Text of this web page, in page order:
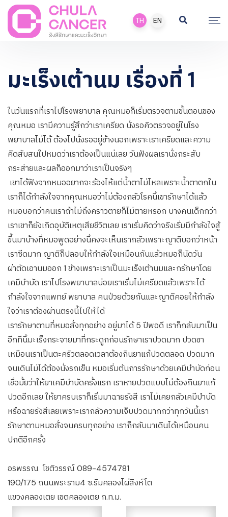
TH EN
มะเร็งเต้านม เรื่องที่ 1
ในวันแรกที่เราไปโรงพยาบาล คุณหมอก็เริ่มตรวจตามขั้นตอนของ
คุณหมอ เรามีความรู้สึกว่าเราเครียด นั่งรอคิวตรวจอยู่ในโรง
พยาบาลไม่ได้ ต้องไปนั่งรออยู่ข้างนอกเพราะเราเครียดและความ
คิดสับสนใปหมดว่าเราต้องเป็นแน่เลย วันฟังผลเรานั่งกระสับ
กระส่ายและผลก็ออกมาว่าเราเป็นจริงๆ
เขาได้ฟังจากหมออยากจะร้องไห้แต่น้ำตาไม่ไหลเพราะน้ำตาตกใน
เราก็ได้กำลังใจจากคุณหมอว่าไม่ต้องกลัวโรคนี้เขารักษาได้แล้ว
หมอบอกว่าคนเราถ้าไม่ถึงคราวตายก็ไม่ตายหรอก บางคนเด็กกว่า
เราเขาก็ยังเกิดอุบัติเหตุเสียชีวิตเลย เราเริ่มคิดว่าจริงเริ่มมีกำลังใจสู้
ขึ้นมาบ้างที่หมอพูดอย่างนี้คงจะเห็นเรากลัวเพราะญาติบอกว่าหน้า
เราซีดมาก ญาติก็ปลอบให้กำลังใจเหมือนกันแล้วหมอก็นัดวัน
ผ่าตัดเอานมออก 1 ข้างเพราะเราเป็นมะเร็งเต้านมและกรักษาโดย
เคมีบำบัด เราไปโรงพยาบาลบ่อยเราเริ่มไม่เครียดแล้วเพราะได้
กำลังใจจากแพทย์ พยาบาล คนป่วยด้วยกันและญาติคอยให้กำลัง
ใจว่าเราต้องผ่านตรงนี้ไปให้ได้
เรารักษาตามที่หมอสั่งทุกอย่าง อยู่มาได้ 5 ปีพอดี เราก็กลับมาเป็น
อีกทีนี้มะเร็งกระจายมาที่กระดูกก่อนรักษาเราปวดมาก ปวดขา
เหมือนเราเป็นตะคริวตลอดเวลาต้องกินยาแก้ปวดตลอด ปวดมาก
จนเดินไม่ได้ต้องนั่งรถเข็น หมอเริ่มต้นการรักษาด้วยเคมีบำบัดก่อน
เชื่อมั้ยว่าให้ยาเคมีบำบัดครั้งแรก เราหายปวดแบบไม่ต้องกินยาแก้
ปวดอีกเลย ให้ยาครบเราก็เริ่มมาฉายรังสี เราไม่เคยกลัวเคมีบำบัด
หรือฉายรังสีเลยเพราะเรากลัวความเจ็บปวดมากกว่าทุกวันนี้เรา
รักษาตามหมอสั่งจนครบทุกอย่าง เราก็กลับมาเดินได้เหมือนคน
ปกติอีกครั้ง
อรพรรณ โชติวรรณ์ 089-4574781
190/175 ถนนพระราม4 ซ.ริมคลองไผ่สิงห์โต
แขวงคลองเตย เขตคลองเตย ก.ท.ม.